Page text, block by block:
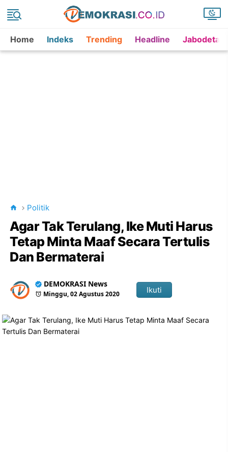
Home Indeks Trending Headline
Politik
Agar Tak Terulang, Ike Muti Harus
Tetap Minta Maaf Secara Tertulis
Dan Bermaterai
DEMOKRASI News
Minggu, 02 Agustus 2020 Ikuti